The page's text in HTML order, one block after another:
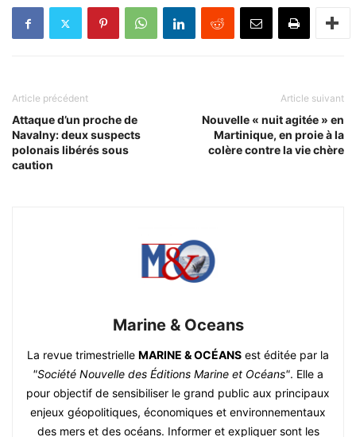
Article précédent
Attaque d’un proche de
Navalny: deux suspects
polonais libérés sous
caution
Article suivant
Nouvelle « nuit agitée » en
Martinique, en proie à la
colère contre la vie chère
Marine & Oceans
La revue trimestrielle MARINE & OCÉANS est éditée par la
"Société Nouvelle des Éditions Marine et Océans". Elle a
pour objectif de sensibiliser le grand public aux principaux
enjeux géopolitiques, économiques et environnementaux
des mers et des océans. Informer et expliquer sont les